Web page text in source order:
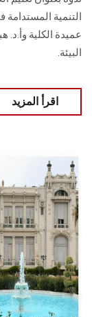
التنمية
عميدة الكلية وأ.د.
البيئة.
اقرأ المزيد